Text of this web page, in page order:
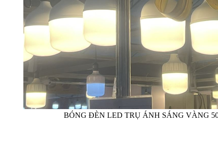
BÓNG ĐÈN LED TRỤ ÁNH SÁNG VÀNG